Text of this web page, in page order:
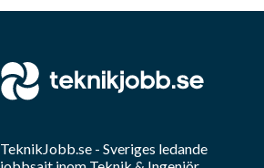
TeknikJobb.se - Sveriges ledande